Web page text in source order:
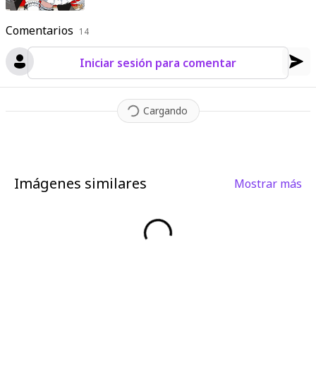
Comentarios 14
Iniciar sesión para comentar
Cargando
Imágenes similares Mostrar más